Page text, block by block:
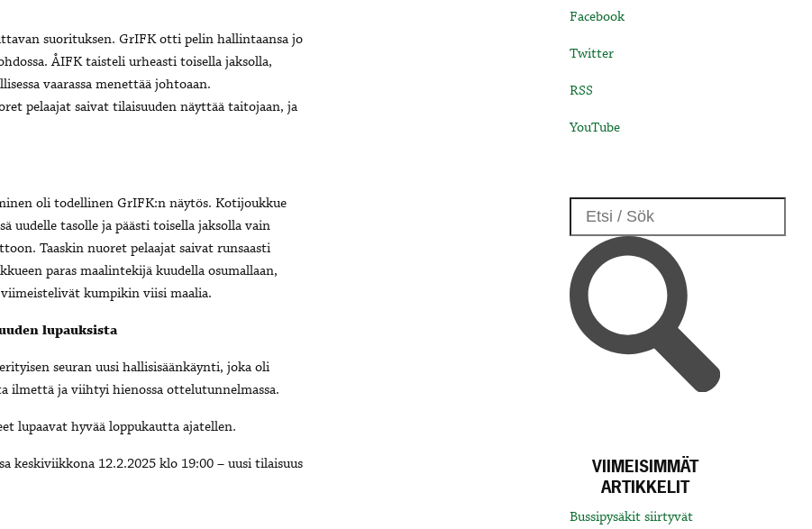
suorituksen. GrIFK otti pelin hallintaansa jo
ÅIFK taisteli urheasti toisella jaksolla,
vaarassa menettää johtoaan.
pelaajat saivat tilaisuuden näyttää taitojaan, ja
oli todellinen GrIFK:n näytös. Kotijoukkue
uudelle tasolle ja päästi toisella jaksolla vain
Taaskin nuoret pelaajat saivat runsaasti
paras maalintekijä kuudella osumallaan,
kumpikin viisi maalia.
lupauksista
seuran uusi hallisisäänkäynti, joka oli
ilmettä ja viihtyi hienossa ottelutunnelmassa.
lupaavat hyvää loppukautta ajatellen.
keskiviikkona 12.2.2025 klo 19:00 – uusi tilaisuus
Facebook
Twitter
RSS
YouTube
VIIMEISIMMÄT
ARTIKKELIT
Bussipysäkit siirtyvät